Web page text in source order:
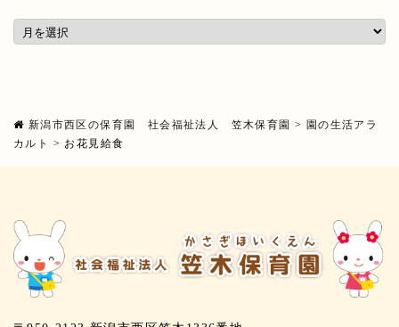
新潟市西区の保育園 社会福祉法人 笠木保育園 >
園の生活アラ
カルト
> お花見給食